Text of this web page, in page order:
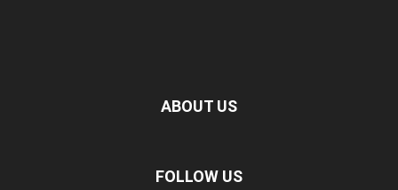
ABOUT US
FOLLOW US